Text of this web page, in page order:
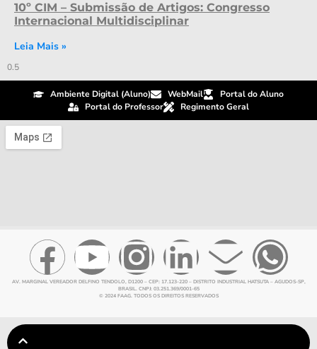
10º CIM – Submissão de Artigos: Congresso
Internacional Multidisciplinar
Leia Mais »
Ambiente Digital (Aluno) WebMail
Portal do Aluno
Portal do Professor
Regimento Geral
AV. MARGINAL VEREADOR DELFINO TENDOLO, D1200 – CEP: 17.123-220 – DISTRITO INDUSTRIAL HATSUTA – AGUDOS-SP,
BRASIL. CNPJ: 03.251.369/0001-65
© 2024 FAAG. TODOS OS DIREITOS RESERVADOS